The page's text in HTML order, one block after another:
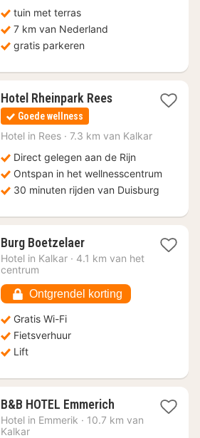
tuin met terras
7 km van Nederland
gratis parkeren
Hotel Rheinpark Rees1
€
Goede wellness
Hotel in Rees · 7.3 km van Kalkar
Direct gelegen aan de Rijn
Ontspan in het wellnesscentrum
30 minuten rijden van Duisburg
Burg Boetzelaer1
nacht
88,79
Hotel in Kalkar · 4.1 km van het
centrum
Ontgrendel korting
Gratis Wi-Fi
Fietsverhuur
Lift
B&B HOTEL Emmerich1
nacht
Hotel in Emmerik · 10.7 km van
Kalkar